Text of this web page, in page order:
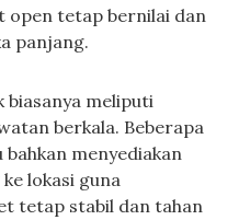
open tetap bernilai dan
panjang.
biasanya meliputi
berkala. Beberapa
menyediakan
lokasi guna
tetap stabil dan tahan